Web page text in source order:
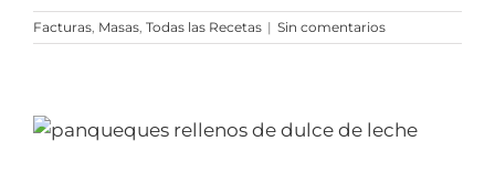
Facturas Masas Todas las Recetas | Sin comentarios